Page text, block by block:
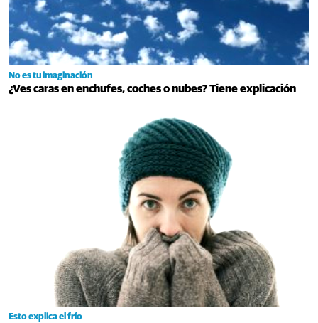
No es tu imaginación
¿Ves caras en enchufes, coches o nubes? Tiene explicación
Esto explica el frío